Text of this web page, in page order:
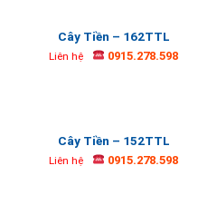
Cây Tiền – 162TTL
Liên hệ 0915.278.598
Cây Tiền – 152TTL
Liên hệ 0915.278.598